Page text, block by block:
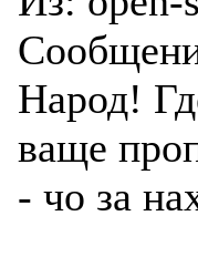
Народ!
ваще
- чо за